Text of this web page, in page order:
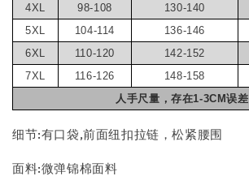
4XL
98-108 130-140
5XL
104-114 136-146
6XL
110-120 142-152
7XL
116-126 148-158
人手尺量，存在1-3CM误差
细节:有口袋,前面纽扣拉链，松紧腰围
面料:微弹锦棉面料